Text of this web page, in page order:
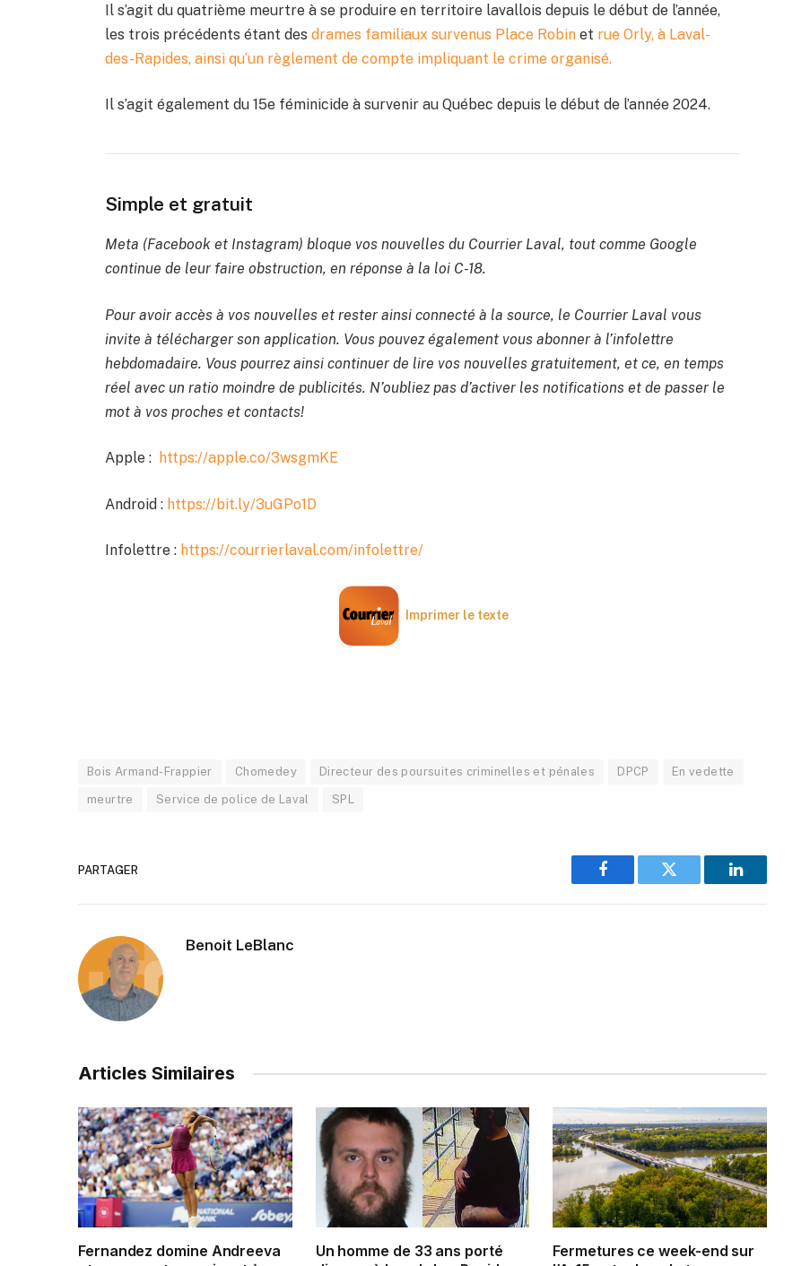
Il s’agit du quatrième meurtre à se produire en territoire lavallois depuis le début de l’année,
les trois précédents étant desdrames familiaux survenus Place Robin et rue Orly, à Laval-
des-Rapides, ainsi qu’un règlement de compte impliquant le crime organisé.
Il s’agit également du 15e féminicide à survenir au Québec depuis le début de l’année 2024.
Simple et gratuit
Meta (Facebook et Instagram) bloque vos nouvelles du Courrier Laval, tout comme Google
continue de leur faire obstruction, en réponse à la loi C-18.
Pour avoir accès à vos nouvelles et rester ainsi connecté à la source, le Courrier Laval vous
invite à télécharger son application. Vous pouvez également vous abonner à l’infolettre
hebdomadaire. Vous pourrez ainsi continuer de lire vos nouvelles gratuitement, et ce, en temps
réel avec un ratio moindre de publicités. N’oubliez pas d’activer les notifications et de passer le
mot à vos proches et contacts!
Apple : https://apple.co/3wsgmKE
Android : https://bit.ly/3uGPo1D
Infolettre : https://courrierlaval.com/infolettre/
Imprimer le texte
Bois Armand-Frappier Chomedey Directeur des poursuites criminelles et pénales DPCP En vedette
meurtre Service de police de Laval SPL
PARTAGER
Facebook Twitter LinkedIn
Benoit LeBlanc
Articles Similaires
Fernandez domine Andreeva
Un homme de 33 ans porté
Fermetures ce week-end sur